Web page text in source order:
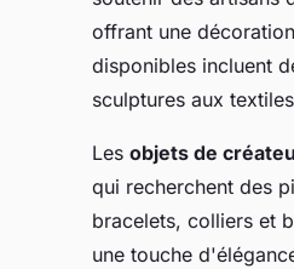
offrant une
disponibles incluent
sculptures aux
Les objets de
qui recherchent des
bracelets, colliers et
une touche